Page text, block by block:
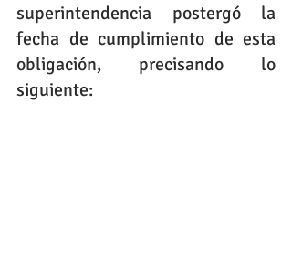
superintendencia postergó la
fecha de cumplimiento de esta
obligación, precisando lo
siguiente: